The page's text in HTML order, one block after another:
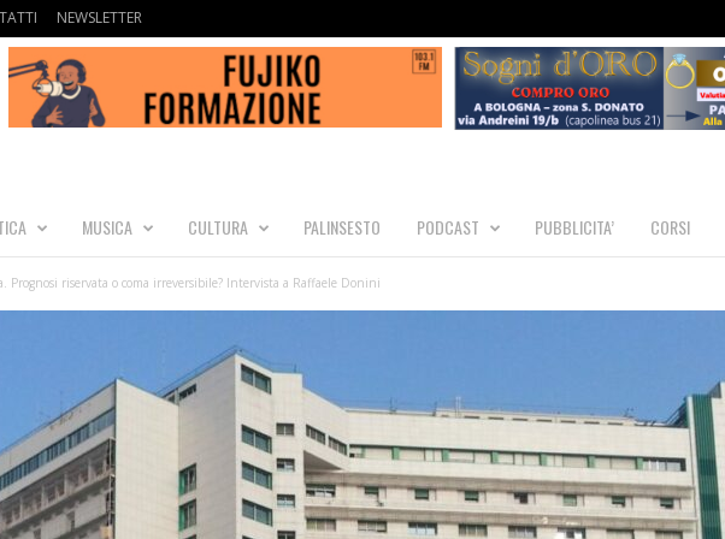
NEWSLETTER
MUSICA CULTURA PALINSESTO PODCAST PUBBLICITA’ CORSI
Prognosi riservata o coma irreversibile? Intervista a Raffaele Donini